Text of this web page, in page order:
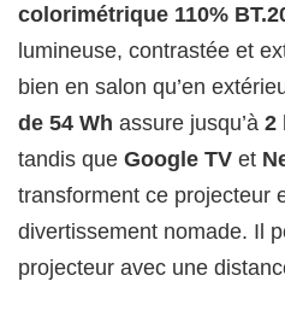
colorimétrique 110%
lumineuse, contrastée et
bien en salon qu’en
de 54 Wh assure jusqu’à 2
tandis que Google TV et
transforment ce projecteur
divertissement nomade. Il
projecteur avec une